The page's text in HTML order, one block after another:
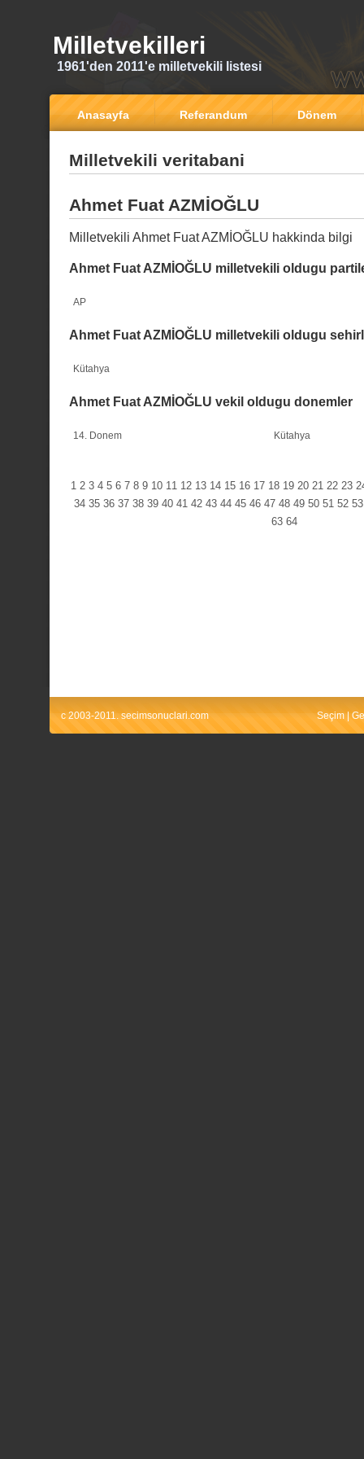
Milletvekilleri
1961'den 2011'e milletvekili listesi
Anasayfa Referandum Dönem
Milletvekili veritabani
Ahmet Fuat AZMİOĞLU
Milletvekili Ahmet Fuat AZMİOĞLU hakkinda bilgi
Ahmet Fuat AZMİOĞLU milletvekili oldugu
AP
Ahmet Fuat AZMİOĞLU milletvekili oldugu
Kütahya
Ahmet Fuat AZMİOĞLU vekil oldugu donemler
14. Donem Kütahya
1 2 3 4 5 6 7 8 9 10 11 12 13 14 15 16 17 18 19 20 21 22 23
34 35 36 37 38 39 40 41 42 43 44 45 46 47 48 49 50 51 52 53
63 64
c 2003-2011. secimsonuclari.com Seçim